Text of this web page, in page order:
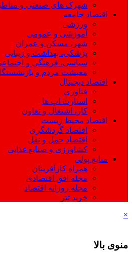
شهرک های صنعتی و
اقتصاد جامعه
ورزشی
آموزشی و عمومی
شهر، مسکن و عمران
پزشکی، بهداشت و زیبایی
سیاسی، فرهنگی و
معیشت مردم و
اقتصاد دیجیتال
فناوری
استارت اپ ها
کار، اشتغال و تعاون
اقتصاد محیط زیست
اقتصاد گردشگری
اقتصاد حمل و نقل
کشاورزی و صنایع غذایی
منابع پولی
همراه کارآفرینان
مجله افق اقتصادی
مجله روزانه اقتصاد
خرید تتر
×
منوی بالا